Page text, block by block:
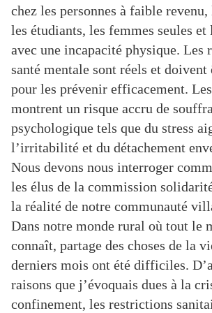
chez les personnes à faible revenu,
les étudiants, les femmes seules et
avec une incapacité physique. Les
santé mentale sont réels et doivent
pour les prévenir efficacement.
montrent un risque accru de
psychologique tels que du stress
l’irritabilité et du détachement
Nous devons nous interroger
les élus de la commission
la réalité de notre communauté
Dans notre monde rural où tout le
connaît, partage des choses de la
derniers mois ont été difficiles.
raisons que j’évoquais dues à la
confinement, les restrictions